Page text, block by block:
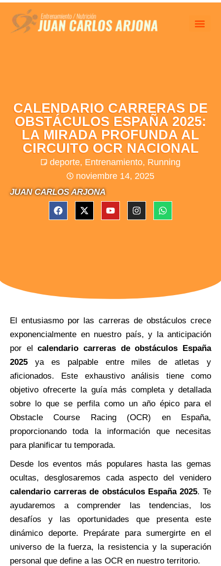
CALENDARIO CARRERAS DE
OBSTÁCULOS ESPAÑA 2025:
LA MIRADA PROFUNDA AL
CIRCUITO OCR NACIONAL
deporte, Entrenamiento, Running
noviembre 14, 2025
JUAN CARLOS ARJONA
El entusiasmo por las carreras de obstáculos crece
exponencialmente en nuestro país, y la anticipación
por elcalendario carreras de obstáculos España
2025 ya es palpable entre miles de atletas y
aficionados. Este exhaustivo análisis tiene como
objetivo ofrecerte la guía más completa y detallada
sobre lo que se perfila como un año épico para el
Obstacle Course Racing (OCR) en España,
proporcionando toda la información que necesitas
para planificar tu temporada.
Desde los eventos más populares hasta las gemas
ocultas, desglosaremos cada aspecto del venidero
calendario carreras de obstáculos España 2025. Te
ayudaremos a comprender las tendencias, los
desafíos y las oportunidades que presenta este
dinámico deporte. Prepárate para sumergirte en el
universo de la fuerza, la resistencia y la superación
personal que define a las OCR en nuestro territorio.